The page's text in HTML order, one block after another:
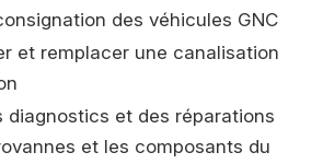
des véhicules GNC
et remplacer une canalisation
diagnostics et des réparations
et les composants du